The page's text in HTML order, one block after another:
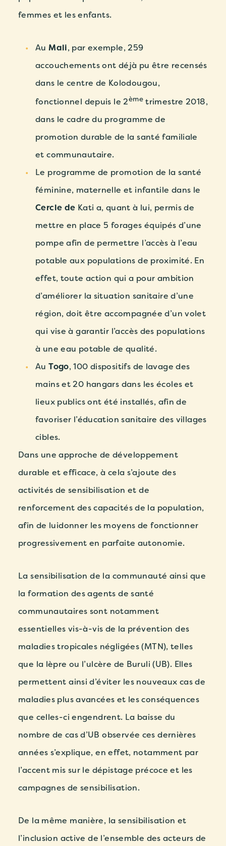
femmes et les enfants.
Au Mali, par exemple, 259
accouchements ont déjà pu être recensés
dans le centre de Kolodougou,
fonctionnel depuis le 2èmetrimestre 2018,
dans le cadre du programme de
promotion durable de la santé familiale
et communautaire.
Le programme de promotion de la santé
féminine, maternelle et infantile dans le
Cercle de Kati a, quant à lui, permis de
mettre en place 5 forages équipés d’une
pompe afin de permettre l’accès à l’eau
potable aux populations de proximité. En
effet, toute action qui a pour ambition
d’améliorer la situation sanitaire d’une
région, doit être accompagnée d’un volet
qui vise à garantir l’accès des populations
à une eau potable de qualité.
AuTogo, 100 dispositifs de lavage des
mains et 20 hangars dans les écoles et
lieux publics ont été installés, afin de
favoriser l’éducation sanitaire des villages
cibles.
Dans une approche de développement
durable et efficace, à cela s’ajoutedes
activités de sensibilisation et de
renforcement des capacités de la population,
afin de luidonner les moyens de fonctionner
progressivement en parfaite autonomie.
La sensibilisation de la communauté ainsi que
la formation des agents de santé
communautaires sont notamment
essentielles vis-à-vis de la prévention des
maladies tropicales négligées (MTN), telles
que la lèpre ou l’ulcère de Buruli (UB). Elles
permettent ainsi d’éviter les nouveaux cas de
maladies plus avancées et les conséquences
que celles-ci engendrent. La baisse du
nombre de cas d’UB observée ces dernières
années s’explique, en effet, notamment par
l’accent mis sur le dépistage précoce et les
campagnes de sensibilisation.
De la même manière, la sensibilisation et
l’inclusion active de l’ensemble des acteurs de